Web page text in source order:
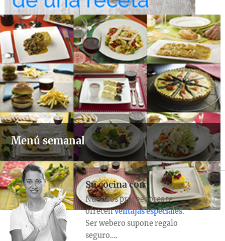
Menú semanal
Su cocina con
Nuestros proveedores te
ofrecenventajas especiales.
Ser webero supone regalo
seguro….